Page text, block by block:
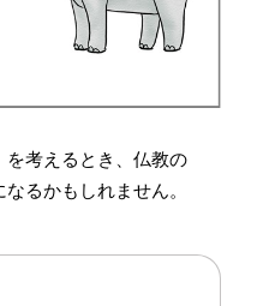
を考えるとき、仏教の
るかもしれません。